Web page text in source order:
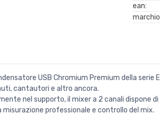
ean:
USB Chromium Premium della
cantautori e altro ancora.
nel supporto, il mixer a 2 canali dispone
misurazione professionale e controllo del mix.